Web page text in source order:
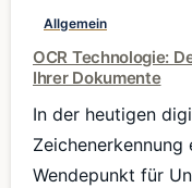
Allgemein
OCR Technologie:
Ihrer Dokumente
In der heutigen
Zeichenerkennung
Wendepunkt für